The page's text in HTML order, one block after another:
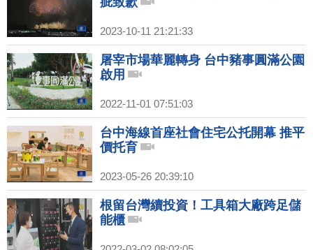
2023-10-11 21:21:33
屠宰市場華麗轉身 台中豬事圓滿公園
啟用
2022-11-01 07:51:03
台中海線首座社會住宅公托開幕 推平
價托育
2023-05-26 20:39:10
根留台灣續投資！工具箱大廠跨足儲
能櫃